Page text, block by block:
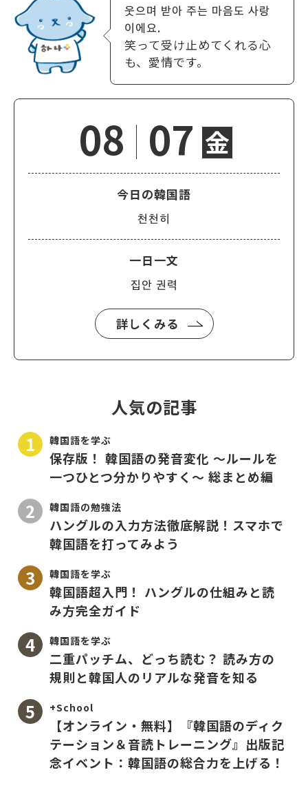
웃으며 받아 주는 마음도 사랑
이에요.
笑って受け止めてくれる心
も、愛情です。
08 07 金
今日の韓国語
천천히
一日一文
집안 권력
詳しくみる
人気の記事
韓国語を学ぶ
保存版！ 韓国語の発音変化 〜ルールを
一つひとつ分かりやすく〜 総まとめ編
韓国語の勉強法
ハングルの入力方法徹底解説！スマホで
韓国語を打ってみよう
韓国語を学ぶ
韓国語超入門！ ハングルの仕組みと読
み方完全ガイド
韓国語を学ぶ
二重パッチム、どっち読む？ 読み方の
規則と韓国人のリアルな発音を知る
+School
【オンライン・無料】『韓国語のディク
テーション＆音読トレーニング』出版記
念イベント：韓国語の総合力を上げる！